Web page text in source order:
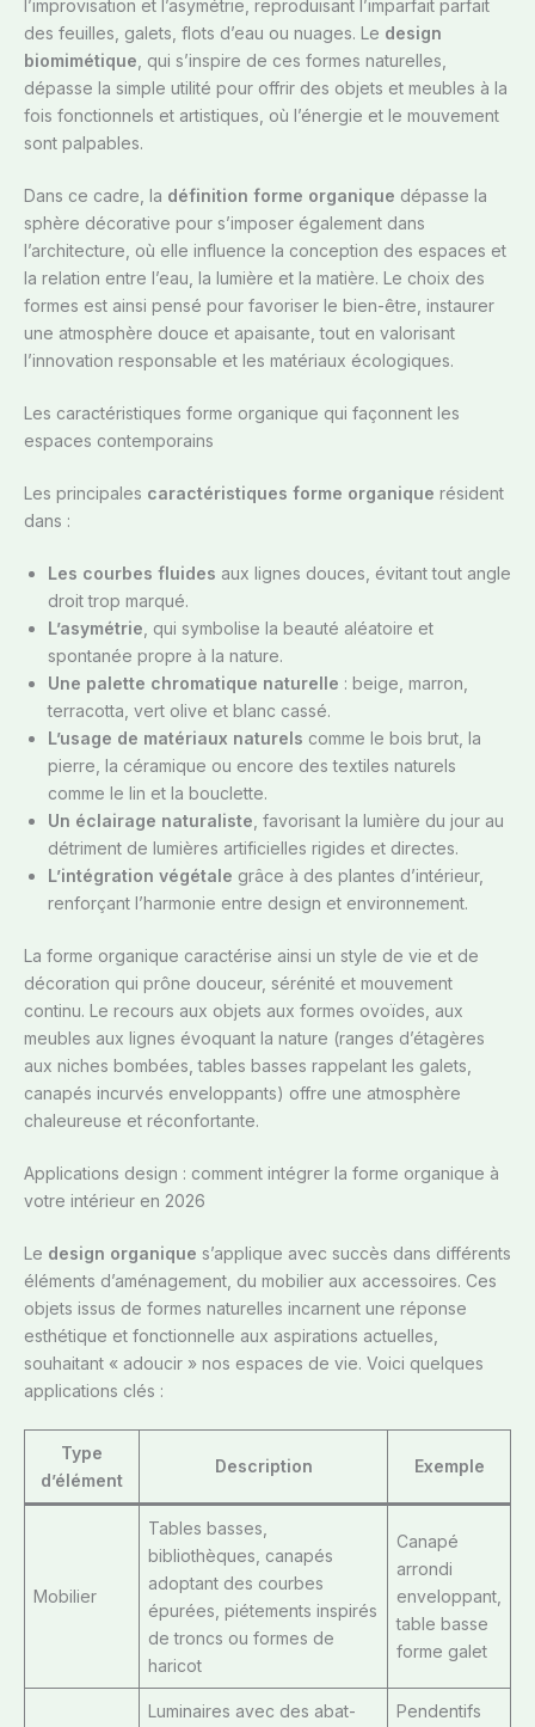
l’improvisation et l’asymétrie, reproduisant l’imparfait parfait
des feuilles, galets, flots d’eau ou nuages. Le design
biomimétique , qui s’inspire de ces formes naturelles,
dépasse la simple utilité pour offrir des objets et meubles à la
fois fonctionnels et artistiques, où l’énergie et le mouvement
sont palpables.
Dans ce cadre, la définition forme organique dépasse la
sphère décorative pour s’imposer également dans
l’architecture, où elle influence la conception des espaces et
la relation entre l’eau, la lumière et la matière. Le choix des
formes est ainsi pensé pour favoriser le bien-être, instaurer
une atmosphère douce et apaisante, tout en valorisant
l’innovation responsable et les matériaux écologiques.
Les caractéristiques forme organique qui façonnent les
espaces contemporains
Les principales caractéristiques forme organique résident
dans :
Les courbes fluides aux lignes douces, évitant tout angle
droit trop marqué.
L’asymétrie , qui symbolise la beauté aléatoire et
spontanée propre à la nature.
Une palette chromatique naturelle : beige, marron,
terracotta, vert olive et blanc cassé.
L’usage de matériaux naturels comme le bois brut, la
pierre, la céramique ou encore des textiles naturels
comme le lin et la bouclette.
Un éclairage naturaliste , favorisant la lumière du jour au
détriment de lumières artificielles rigides et directes.
L’intégration végétale grâce à des plantes d’intérieur,
renforçant l’harmonie entre design et environnement.
La forme organique caractérise ainsi un style de vie et de
décoration qui prône douceur, sérénité et mouvement
continu. Le recours aux objets aux formes ovoïdes, aux
meubles aux lignes évoquant la nature (ranges d’étagères
aux niches bombées, tables basses rappelant les galets,
canapés incurvés enveloppants) offre une atmosphère
chaleureuse et réconfortante.
Applications design : comment intégrer la forme organique à
votre intérieur en 2026
Le design organique s’applique avec succès dans différents
éléments d’aménagement, du mobilier aux accessoires. Ces
objets issus de formes naturelles incarnent une réponse
esthétique et fonctionnelle aux aspirations actuelles,
souhaitant « adoucir » nos espaces de vie. Voici quelques
applications clés :
Type
d’élément
Description Exemple
Mobilier
Tables basses,
bibliothèques, canapés
adoptant des courbes
épurées, piétements inspirés
de troncs ou formes de
haricot
Canapé
arrondi
enveloppant,
table basse
forme galet
Luminaires avec des abat-
Pendentifs